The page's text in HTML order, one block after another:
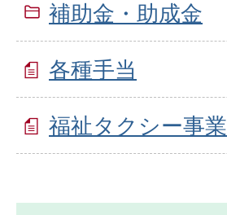
補助金・助成金
各種手当
福祉タクシー事業